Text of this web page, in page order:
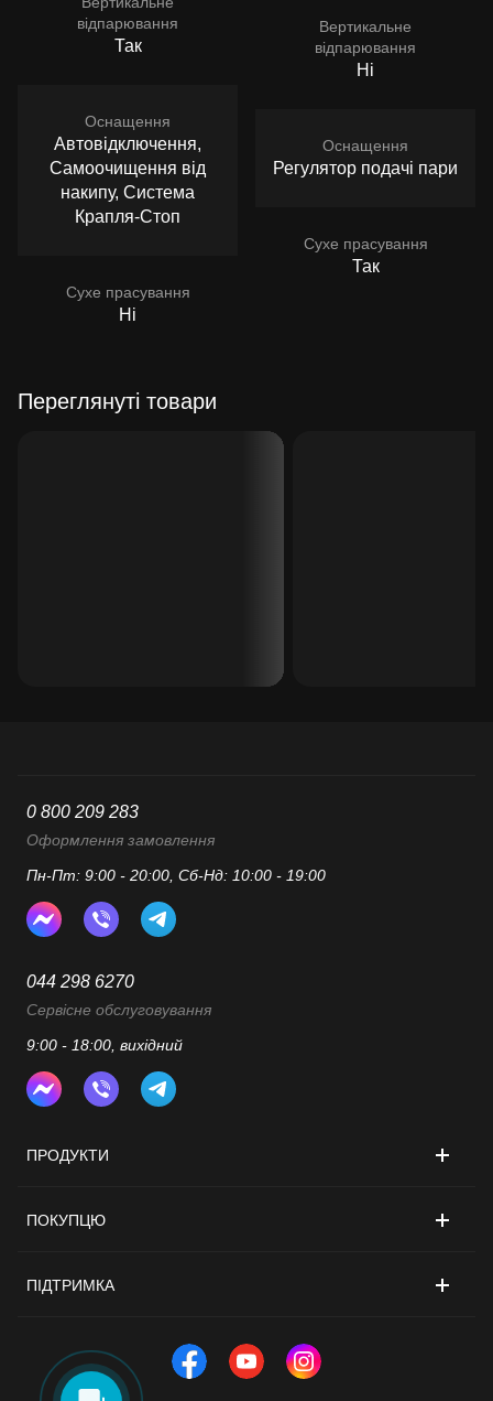
відпарювання
Так
Оснащення
Автовідключення,
Самоочищення від
накипу, Система
Крапля-Стоп
Сухе прасування
Ні
Вертикальне
відпарювання
Ні
Оснащення
Регулятор подачі пари
Сухе прасування
Так
Переглянуті товари
ПРОДУКТИ
ПОКУПЦЮ
ПІДТРИМКА
0 800 209 283
Оформлення замовлення
Пн-Пт: 9:00 - 20:00, Сб-Нд: 10:00 - 19:00
044 298 6270
Сервісне обслуговування
9:00 - 18:00, вихідний